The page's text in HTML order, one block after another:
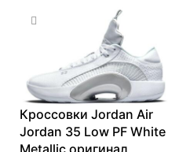
Кроссовки Jordan Air
Jordan 35 Low PF White
Metallic оригинал